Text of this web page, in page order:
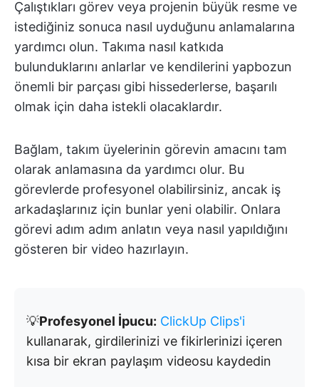
Çalıştıkları görev veya projenin büyük resme ve
istediğiniz sonuca nasıl uyduğunu anlamalarına
yardımcı olun. Takıma nasıl katkıda
bulunduklarını anlarlar ve kendilerini yapbozun
önemli bir parçası gibi hissederlerse, başarılı
olmak için daha istekli olacaklardır.
Bağlam, takım üyelerinin görevin amacını tam
olarak anlamasına da yardımcı olur. Bu
görevlerde profesyonel olabilirsiniz, ancak iş
arkadaşlarınız için bunlar yeni olabilir. Onlara
görevi adım adım anlatın veya nasıl yapıldığını
gösteren bir video hazırlayın.
💡Profesyonel İpucu: ClickUp Clips'i
kullanarak, girdilerinizi ve fikirlerinizi içeren
kısa bir ekran paylaşım videosu kaydedin